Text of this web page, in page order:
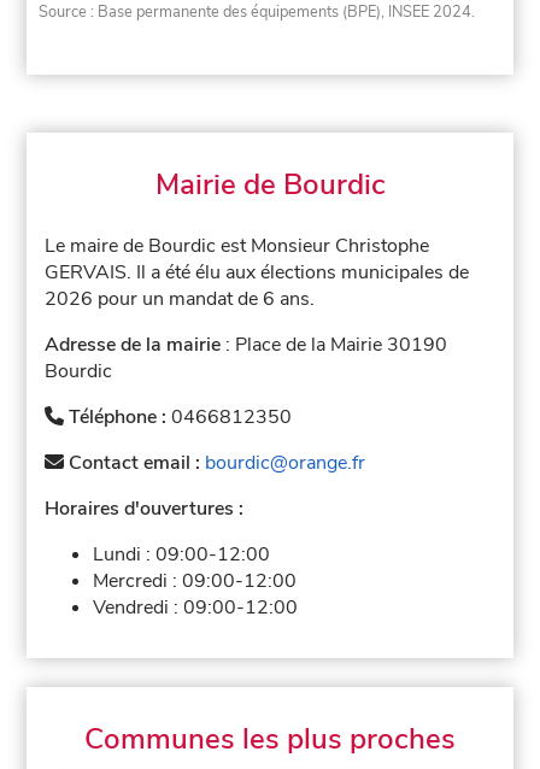
Source : Base permanente des équipements (BPE), INSEE 2024.
Mairie de Bourdic
Le maire de Bourdic est Monsieur Christophe
GERVAIS. Il a été élu aux élections municipales de
2026 pour un mandat de 6 ans.
Adresse de la mairie : Place de la Mairie 30190
Bourdic
Téléphone :0466812350
Contact email : bourdic@orange.fr
Horaires d'ouvertures :
Lundi :09:00-12:00
Mercredi :09:00-12:00
Vendredi :09:00-12:00
Communes les plus proches